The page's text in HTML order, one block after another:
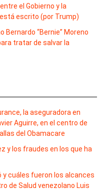
el Gobierno y la
escrito (por Trump)
Bernardo “Bernie” Moreno
tratar de salvar la
la aseguradora en
Aguirre, en el centro de
del Obamacare
y los fraudes en los que ha
y cuáles fueron los alcances
de Salud venezolano Luis